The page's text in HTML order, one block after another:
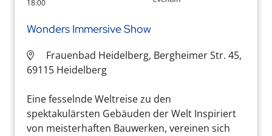
18:00
Wonders Immersive Show
Frauenbad Heidelberg, Bergheimer Str. 45,
69115 Heidelberg
Eine fesselnde Weltreise zu den
spektakulärsten Gebäuden der Welt Inspiriert
von meisterhaften Bauwerken, vereinen sich